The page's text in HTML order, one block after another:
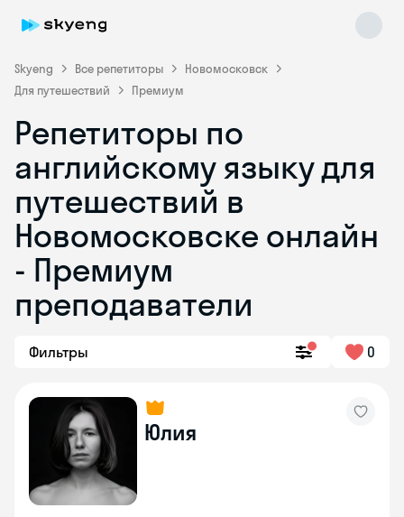
Skyeng Все репетиторы
Новомосковск
Для путешествий
Премиум
Репетиторы по
английскому языку для
путешествий в
Новомосковске онлайн
- Премиум
преподаватели
Фильтры 0
Юлия
Skyeng Chat